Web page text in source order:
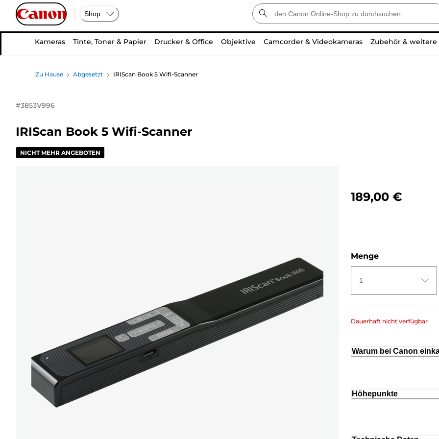
Shop
Kameras Tinte, Toner & Papier Drucker & Office Objektive Camcorder & Videokameras Zubehör &
Zu Hause Abgesetzt IRIScan Book 5 Wifi-Scanner
#3853V996
IRIScan Book 5 Wifi-Scanner
NICHT MEHR ANGEBOTEN
189,00 €
Menge
1
Dauerhaft nicht verfügbar
Warum bei Canon
Höhepunkte